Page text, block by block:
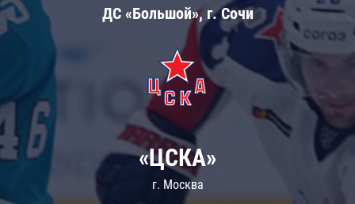
ДС «Большой», г. Сочи
«ЦСКА»
г. Москва